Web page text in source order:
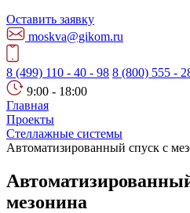
Оставить заявку
moskva@gikom.ru
8 (499) 110 - 40 - 98 8 (800) 555 -
9:00 - 18:00
Главная
Проекты
Стеллажные системы
Автоматизированный спуск с
мезонина